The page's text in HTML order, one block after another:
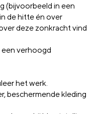
(bijvoorbeeld in een
de hitte én over
deze zonkracht vind
verhoogd
het werk.
beschermende kleding